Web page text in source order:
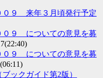
０９ 来年３月頃発行予定
０９ についての意見を募
０９ についての意見を募
ックガイド第2版）